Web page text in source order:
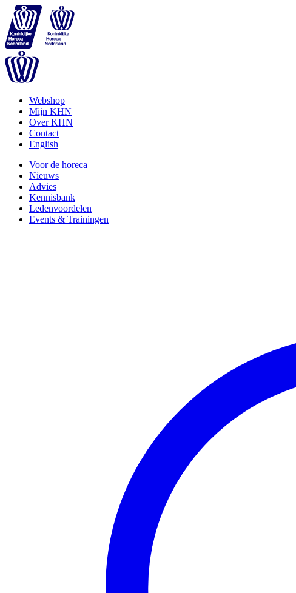
Webshop
Mijn KHN
Over KHN
Contact
English
Voor de horeca
Nieuws
Advies
Kennisbank
Ledenvoordelen
Events & Trainingen